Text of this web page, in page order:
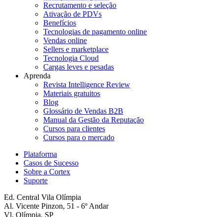
Recrutamento e seleção
Ativação de PDVs
Benefícios
Tecnologias de pagamento online
Vendas online
Sellers e marketplace
Tecnologia Cloud
Cargas leves e pesadas
Aprenda
Revista Intelligence Review
Materiais gratuitos
Blog
Glossário de Vendas B2B
Manual da Gestão da Reputação
Cursos para clientes
Cursos para o mercado
Plataforma
Casos de Sucesso
Sobre a Cortex
Suporte
Ed. Central Vila Olímpia
Al. Vicente Pinzon, 51 - 6º Andar
Vl. Olímpia, SP